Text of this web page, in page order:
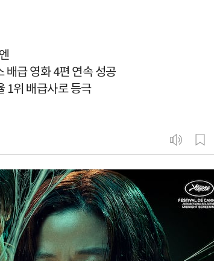
급 영화 4편 연속 성공
1위 배급사로 등극